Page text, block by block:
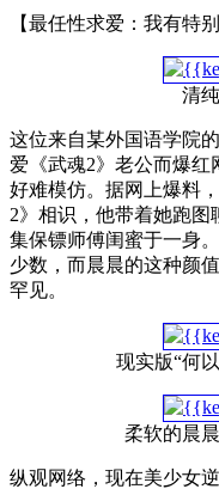
【最任性求爱：我有特
清
这位来自某外国语学院
爱《武魂2》老公而爆红
好难模仿。据网上爆料
2》相识，他带着她跑图
集保镖师傅闺蜜于一身
少数，而晨晨的这种颜
罕见。
现实版“何
柔软的晨
纵观网络，现在美少女